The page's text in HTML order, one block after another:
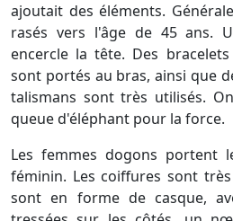
ajoutait des éléments.
rasés vers l'âge de 45 ans.
encercle la tête. Des
sont portés au bras, ainsi que
talismans sont très utilisés.
queue d'éléphant pour la force.
Les femmes dogons portent
féminin. Les coiffures sont
sont en forme de casque,